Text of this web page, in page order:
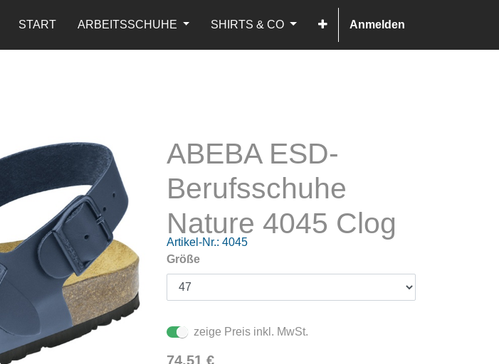
START ARBEITSSCHUHE SHIRTS & CO Anmelden
ABEBA ESD-
Berufsschuhe
Nature 4045 Clog
Artikel-Nr.: 4045
Größe
zeige Preis inkl. MwSt.
74,51 €